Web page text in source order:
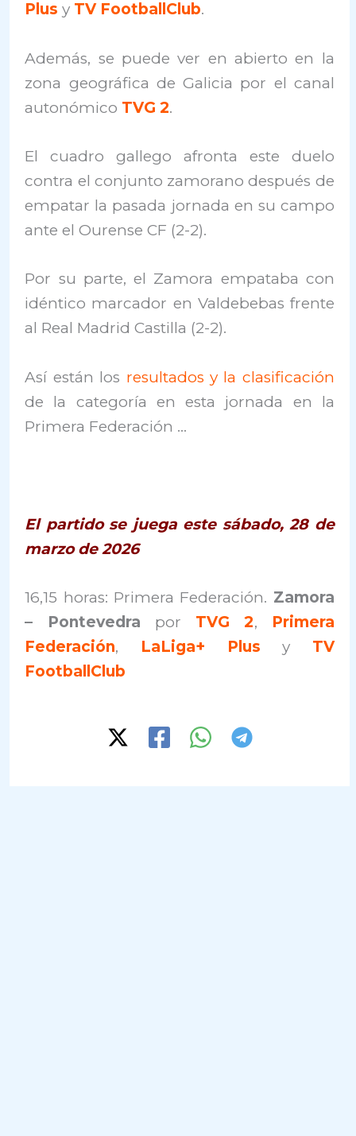
Plus y TV FootballClub.
Además, se puede ver en abierto en la
zona geográfica de Galicia por el canal
autonómico TVG 2.
El cuadro gallego afronta este duelo
contra el conjunto zamorano después de
empatar la pasada jornada en su campo
ante el Ourense CF (2-2).
Por su parte, el Zamora empataba con
idéntico marcador en Valdebebas frente
al Real Madrid Castilla (2-2).
Así están los resultados y la clasificación
de la categoría en esta jornada en la
Primera Federación …
El partido se juega este sábado, 28 de
marzo de 2026
16,15 horas: Primera Federación. Zamora
– Pontevedra
por TVG 2, Primera
Federación, LaLiga+ Plus y TV
FootballClub